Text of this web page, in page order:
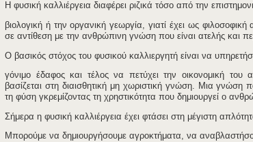
Η φυσική καλλιέργεια διαφέρει ριζικά τόσο από την
βιολογική ή την οργανική γεωργία, γιατί έχει ως
σε αντίθεση με την ανθρώπινη γνώση που είναι ατελής και
Ο βασικός στόχος του φυσικού καλλιεργητή είναι να
γόνιμο έδαφος και τέλος να πετύχει την οικονομική του
βασίζεται στη διαισθητική μη χωριστική γνώση. Μια γνώση
τη φύση γκρεμίζοντας τη χρηστικότητα που δημιουργεί ο
Σήμερα η φυσική καλλιέργεια έχει φτάσει στη μέγιστη
Μπορούμε να δημιουργήσουμε αγροκτήματα, να